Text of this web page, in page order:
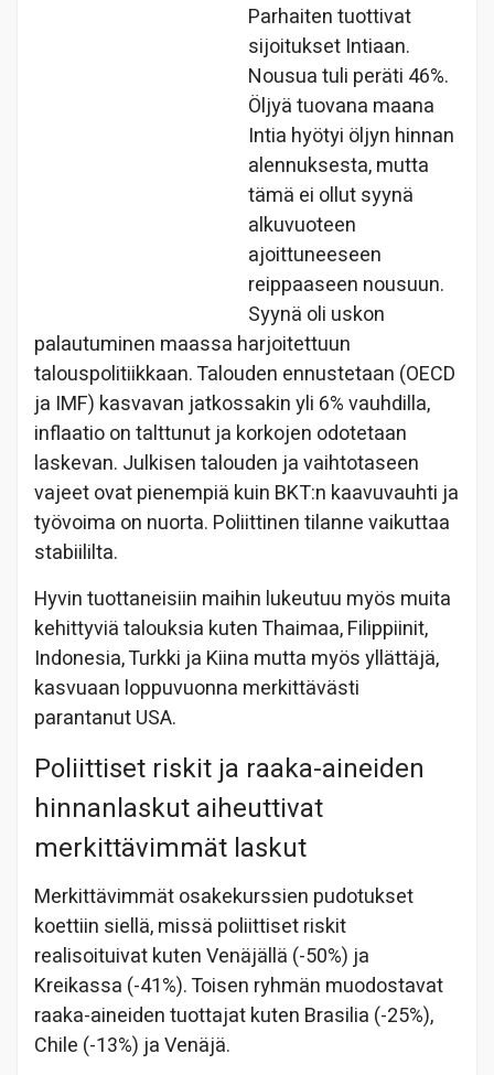
Parhaiten tuottivat
sijoitukset Intiaan.
Nousua tuli peräti 46%.
Öljyä tuovana maana
Intia hyötyi öljyn hinnan
alennuksesta, mutta
tämä ei ollut syynä
alkuvuoteen
ajoittuneeseen
reippaaseen nousuun.
Syynä oli uskon
palautuminen maassa harjoitettuun
talouspolitiikkaan. Talouden ennustetaan (OECD
ja IMF) kasvavan jatkossakin yli 6% vauhdilla,
inflaatio on talttunut ja korkojen odotetaan
laskevan. Julkisen talouden ja vaihtotaseen
vajeet ovat pienempiä kuin BKT:n kaavuvauhti ja
työvoima on nuorta. Poliittinen tilanne vaikuttaa
stabiililta.
Hyvin tuottaneisiin maihin lukeutuu myös muita
kehittyviä talouksia kuten Thaimaa, Filippiinit,
Indonesia, Turkki ja Kiina mutta myös yllättäjä,
kasvuaan loppuvuonna merkittävästi
parantanut USA.
Poliittiset riskit ja raaka-aineiden
hinnanlaskut aiheuttivat
merkittävimmät laskut
Merkittävimmät osakekurssien pudotukset
koettiin siellä, missä poliittiset riskit
realisoituivat kuten Venäjällä (-50%) ja
Kreikassa (-41%). Toisen ryhmän muodostavat
raaka-aineiden tuottajat kuten Brasilia (-25%),
Chile (-13%) ja Venäjä.